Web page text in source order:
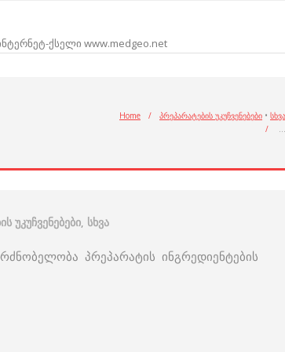
ქსელი www.medgeo.net
Home / პრეპარატების უკუჩვენებები • სხვა
/
…
უკუჩვენებები, სხვა
პრეპარატის ინგრედიენტების